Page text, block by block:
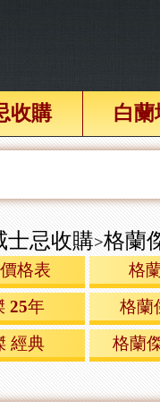
收購 白蘭
士忌收購>格蘭
格表 格
25年
格蘭
經典
格蘭